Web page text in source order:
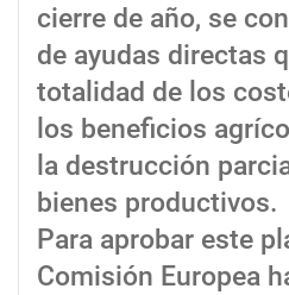
cierre de año, se
de ayudas directas
totalidad de los
los beneficios
la destrucción
bienes productivos.
Para aprobar este
Comisión Europea